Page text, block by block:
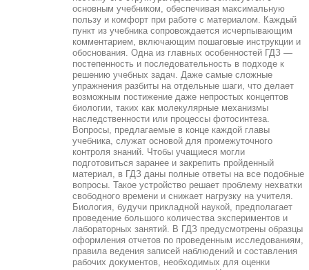
основным учебником, обеспечивая максимальную
пользу и комфорт при работе с материалом. Каждый
пункт из учебника сопровождается исчерпывающим
комментарием, включающим пошаговые инструкции и
обоснования. Одна из главных особенностей ГДЗ —
постепенность и последовательность в подходе к
решению учебных задач. Даже самые сложные
упражнения разбиты на отдельные шаги, что делает
возможным постижение даже непростых концептов
биологии, таких как молекулярные механизмы
наследственности или процессы фотосинтеза.
Вопросы, предлагаемые в конце каждой главы
учебника, служат основой для промежуточного
контроля знаний. Чтобы учащиеся могли
подготовиться заранее и закрепить пройденный
материал, в ГДЗ даны полные ответы на все подобные
вопросы. Такое устройство решает проблему нехватки
свободного времени и снижает нагрузку на учителя.
Биология, будучи прикладной наукой, предполагает
проведение большого количества экспериментов и
лабораторных занятий. В ГДЗ предусмотрены образцы
оформления отчетов по проведенным исследованиям,
правила ведения записей наблюдений и составления
рабочих документов, необходимых для оценки